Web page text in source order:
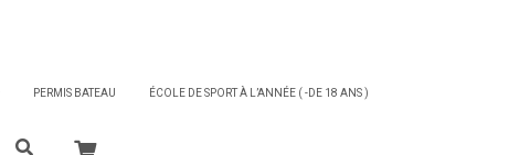
PERMIS BATEAU ÉCOLE DE SPORT À L’ANNÉE ( -DE 18 ANS )